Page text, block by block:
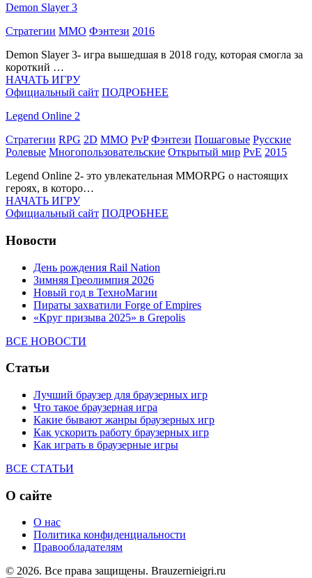
Demon Slayer 3
Стратегии MMO Фэнтези 2016
Demon Slayer 3- игра вышедшая в 2018 году, которая смогла за
короткий …
НАЧАТЬ ИГРУ
Официальный сайт ПОДРОБНЕЕ
Legend Online 2
Стратегии RPG 2D MMO PvP Фэнтези Пошаговые Русские
Ролевые Многопользовательские Открытый мир PvE 2015
Legend Online 2- это увлекательная MMORPG о настоящих
героях, в которо…
НАЧАТЬ ИГРУ
Официальный сайт ПОДРОБНЕЕ
Новости
День рождения Rail Nation
Зимняя Греолимпия 2026
Новый год в ТехноМагии
Пираты захватили Forge of Empires
«Круг призыва 2025» в Grepolis
ВСЕ НОВОСТИ
Статьи
Лучший браузер для браузерных игр
Что такое браузерная игра
Какие бывают жанры браузерных игр
Как ускорить работу браузерных игр
Как играть в браузерные игры
ВСЕ СТАТЬИ
О сайте
О нас
Политика конфиденциальности
Правообладателям
© 2026. Все права защищены. Brauzernieigri.ru